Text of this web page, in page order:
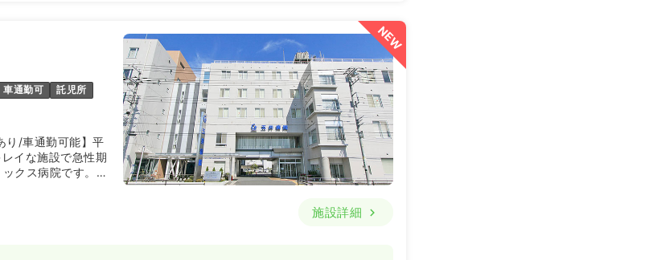
NEW
車通勤可
託児所
り/車通勤可能】平
イな施設で急性期
クス病院です。患
ける病院です。
施設詳細